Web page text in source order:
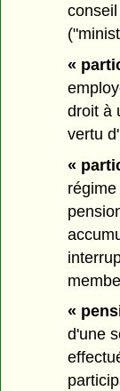
«
droit à
vertu
«
«
d'une